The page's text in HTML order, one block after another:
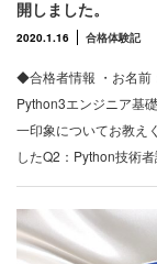
開しました。
2020.1.16 合格体験記
◆合格者情報 ・お名前
Python3エンジニア基
一印象についてお教え
したQ2：Python技術